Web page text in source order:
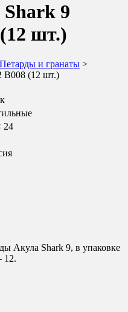
9
шт.)
Петарды и гранаты >
B008 (12 шт.)
24
Акула Shark 9, в упаковке
12.